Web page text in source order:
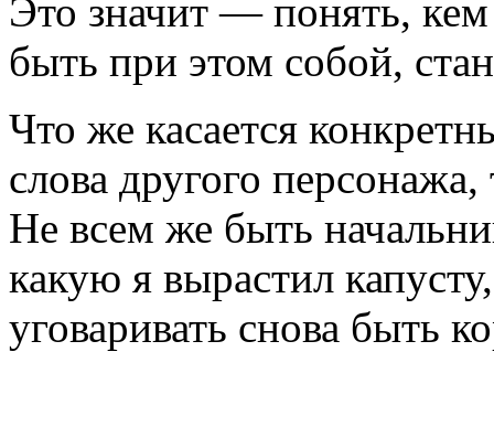
Это значит — понять,
быть при этом собой,
Что же касается
слова другого
Не всем же быть
какую я вырастил
уговаривать снова быть